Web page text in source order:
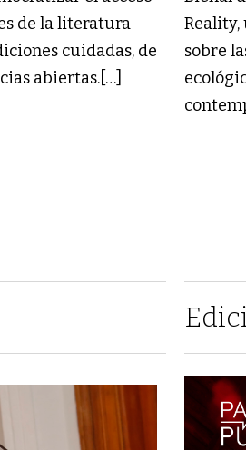
de la literatura
cuidadas, de
abiertas.[…]
sobre